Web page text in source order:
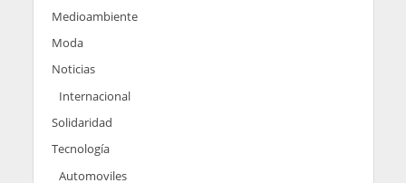
Medioambiente
Moda
Noticias
Internacional
Solidaridad
Tecnología
Automoviles